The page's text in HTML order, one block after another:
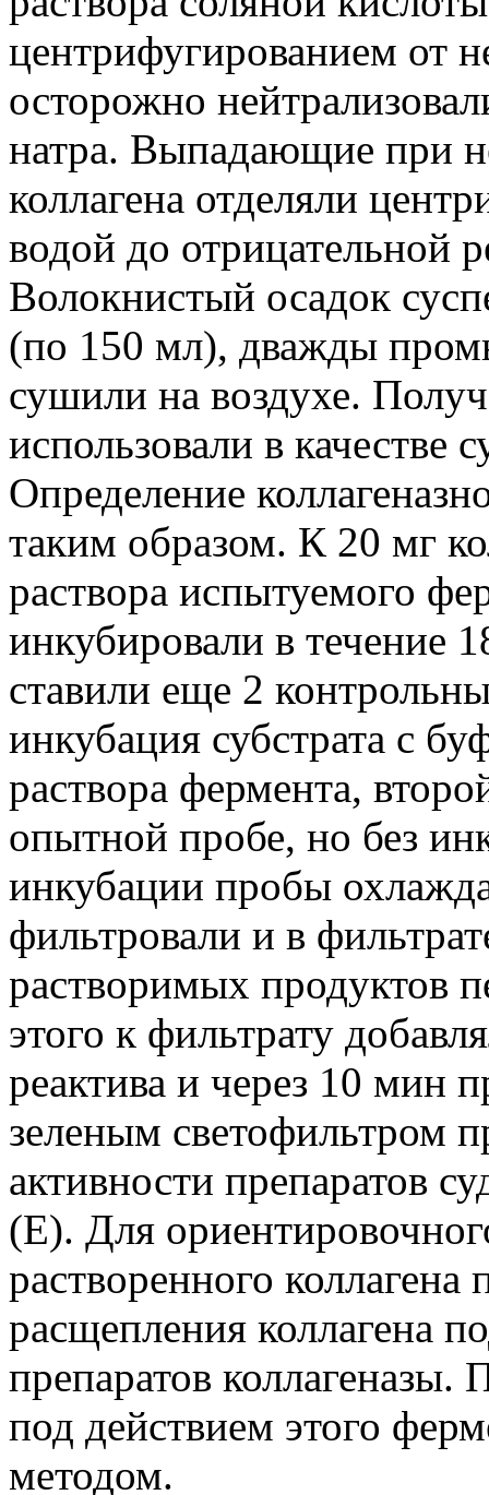
центрифугированием от
осторожно
натра. Выпадающие при
коллагена отделяли
водой до отрицательной
Волокнистый осадок
(по 150 мл), дважды
сушили на воздухе.
использовали в качестве
Определение
таким образом. К 20 мг
раствора испытуемого
инкубировали в течение
ставили еще 2
инкубация субстрата с
раствора фермента,
опытной пробе, но без
инкубации пробы
фильтровали и в
растворимых продуктов
этого к фильтрату
реактива и через 10 мин
зеленым светофильтром
активности препаратов
(E). Для
растворенного коллагена
расщепления коллагена
препаратов коллагеназы.
под действием этого
методом.